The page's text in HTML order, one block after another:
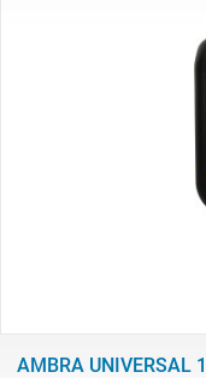
AMBRA UNIVERSAL